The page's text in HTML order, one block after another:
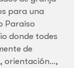
para una
Paraíso
donde todes
de
orientación…,